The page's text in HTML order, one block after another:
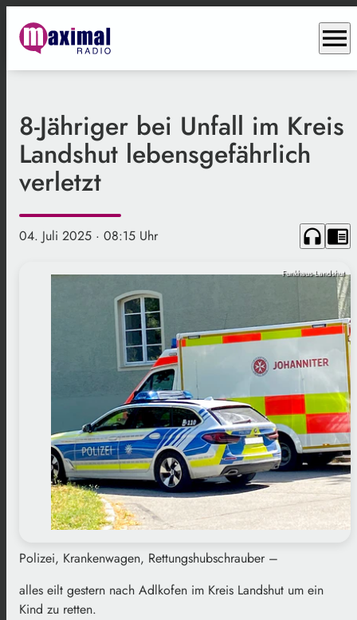
menu
8-Jähriger bei Unfall im Kreis
Landshut lebensgefährlich
verletzt
04. Juli 2025 · 08:15 Uhr headphones chrome_reader_mode
Funkhaus Landshut
Polizei, Krankenwagen, Rettungshubschrauber –
alles eilt gestern nach Adlkofen im Kreis Landshut um ein
Kind zu retten.